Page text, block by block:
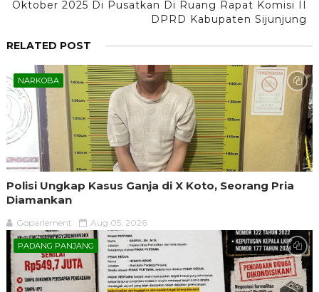
Oktober 2025 Di Pusatkan Di Ruang Rapat Komisi II
DPRD Kabupaten Sijunjung
RELATED POST
NARKOBA
Polisi Ungkap Kasus Ganja di X Koto, Seorang Pria
Diamankan
Goparlement Aug 05, 2026
PADANG PANJANG